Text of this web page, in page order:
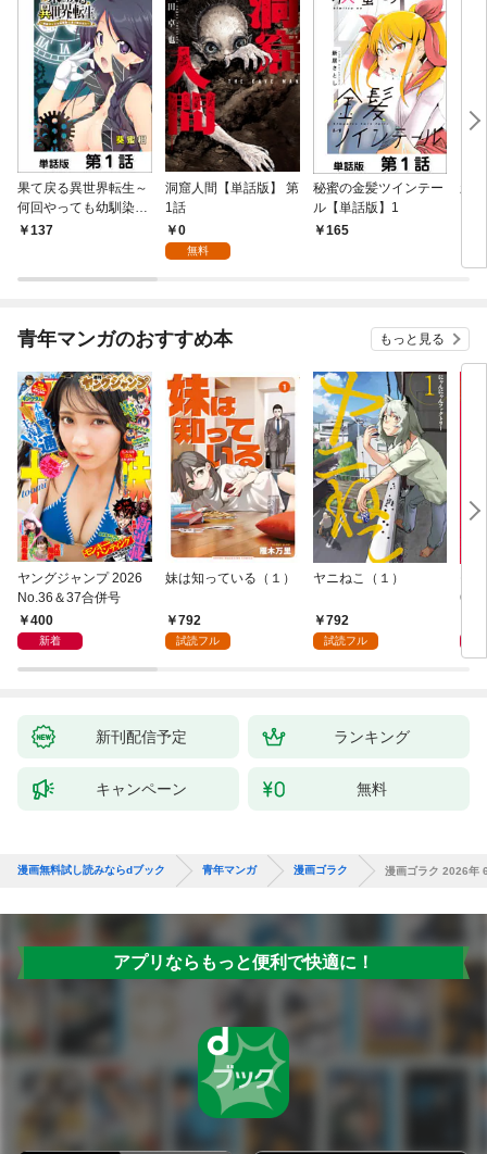
果て戻る異世界転生～
何回やっても幼馴染に
辿り着けない～【単話
137
洞窟人間【単話版】 第
1話
0
無料
秘蜜の金髪ツインテー
ル【単話版】1
165
新
青年マンガのおすすめ本 もっと見る
ヤングジャンプ 2026
No.36＆37合併号
400
新着
妹は知っている（１）
792
試読フル
ヤニねこ（１）
792
試読フル
6・
新刊配信予定 ランキング
キャンペーン 無料
漫画無料試し読みならdブック 青年マンガ 漫画ゴラク 漫画ゴラク 2026年
アプリならもっと便利で快適に！